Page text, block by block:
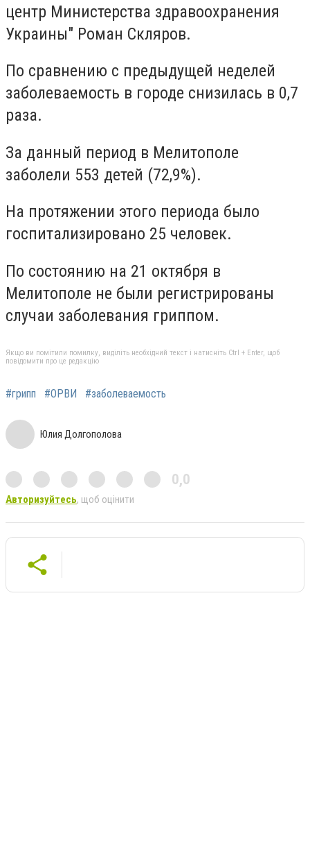
центр Министерства здравоохранения
Украины" Роман Скляров.
По сравнению с предыдущей неделей
заболеваемость в городе снизилась в 0,7
раза.
За данный период в Мелитополе
заболели 553 детей (72,9%).
На протяжении этого периода было
госпитализировано 25 человек.
По состоянию на 21 октября в
Мелитополе не были регистрированы
случаи заболевания гриппом.
Якщо ви помітили помилку, виділіть необхідний текст і натисніть Ctrl + Enter, щоб
повідомити про це редакцію
#грипп #ОРВИ #заболеваемость
Юлия Долгополова
0,0
Авторизуйтесь, щоб оцінити